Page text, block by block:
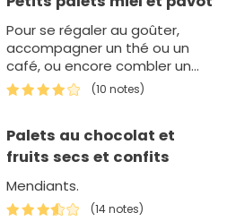
Pour se régaler au goûter,
accompagner un thé ou un
café, ou encore combler un
petit creux pendant la
journée...
(10 notes)
Palets au chocolat et
fruits secs et confits
Mendiants.
(14 notes)